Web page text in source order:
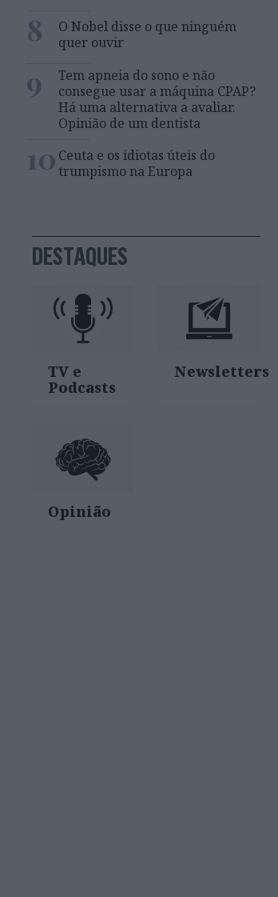
8
O Nobel disse o que ninguém
quer ouvir
9
Tem apneia do sono e não
consegue usar a máquina CPAP?
Há uma alternativa a avaliar.
Opinião de um dentista
10 Ceuta e os idiotas úteis do
trumpismo na Europa
DESTAQUES
TV e
Podcasts
Newsletters
Opinião